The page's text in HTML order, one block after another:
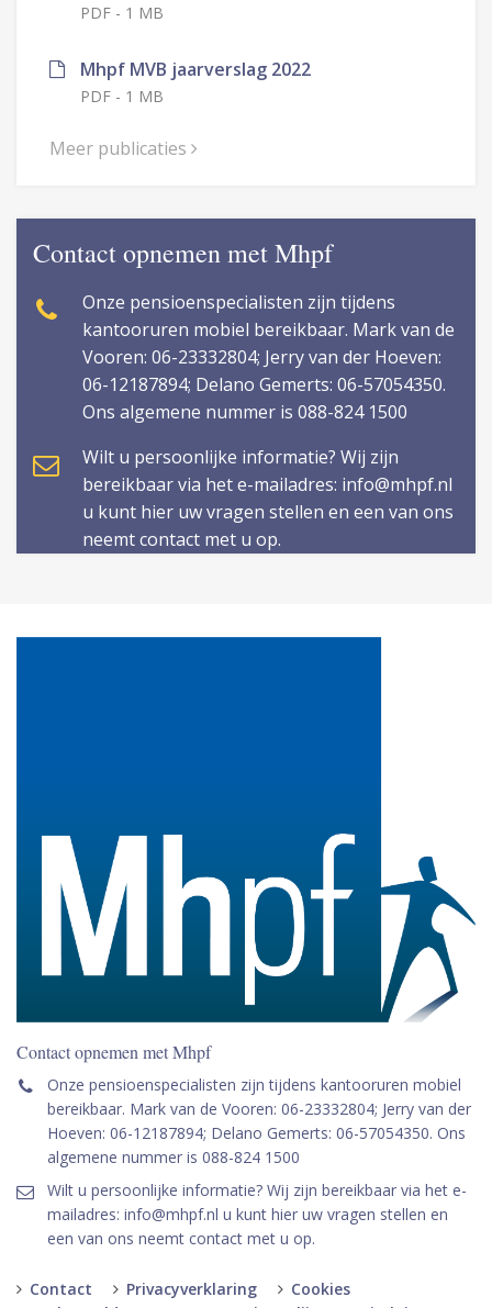
PDF - 1 MB
Mhpf MVB jaarverslag 2022
PDF - 1 MB
Meer publicaties
Contact opnemen met Mhpf
Onze pensioenspecialisten zijn tijdens
kantooruren mobiel bereikbaar. Mark van de
Vooren: 06-23332804; Jerry van der Hoeven:
06-12187894; Delano Gemerts: 06-57054350.
Ons algemene nummer is 088-824 1500
Wilt u persoonlijke informatie? Wij zijn
bereikbaar via het e-mailadres: info@mhpf.nl
u kunt hier uw vragen stellen en een van ons
neemt contact met u op.
Contact opnemen met Mhpf
Onze pensioenspecialisten zijn tijdens kantooruren mobiel
bereikbaar. Mark van de Vooren: 06-23332804; Jerry van der
Hoeven: 06-12187894; Delano Gemerts: 06-57054350. Ons
algemene nummer is 088-824 1500
Wilt u persoonlijke informatie? Wij zijn bereikbaar via het e-
mailadres: info@mhpf.nl u kunt hier uw vragen stellen en
een van ons neemt contact met u op.
Contact Privacyverklaring
Cookies